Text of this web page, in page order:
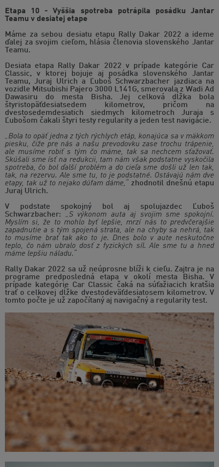
Etapa 10 - Vyššia spotreba potrápila posádku Jantar
Teamu v desiatej etape
Máme za sebou desiatu etapu Rally Dakar 2022 a ideme
ďalej za svojim cieľom, hlásia členovia slovenského Jantar
Teamu.
Desiata etapa Rally Dakar 2022 v prípade kategórie Car
Classic, v ktorej bojuje aj posádka slovenského Jantar
Teamu, Juraj Ulrich a Ľuboš Schwarzbacher jazdiaca na
vozidle Mitsubishi Pajero 3000 L141G, smerovala z Wadi Ad
Dawasiru do mesta Bisha. Jej celková dĺžka bola
štyristopäťdesiatsedem kilometrov, pričom na
dvestosedemdesiatich siedmych kilometroch Juraja s
Ľubošom čakali štyri testy regularity a jeden test navigácie.
„Bola to opäť jedna z tých rýchlych etáp, konajúca sa v mäkkom
piesku, čiže pre nás a našu prevodovku zase trochu trápenie,
ale musíme robiť s tým čo máme, tak sa nechcem sťažovať.
Skúšali sme ísť na redukcii, tam nám však podstatne vyskočila
spotreba, čo bol ďalší problém a do cieľa sme došli už len tak,
tak, na rezervu. Ale sme tu, to je podstatné. Ostávajú nám dve
etapy, tak už to nejako dúfam dáme,“ zhodnotil dnešnú etapu
Juraj Ulrich.
V podstate spokojný bol aj spolujazdec Ľuboš
Schwarzbacher: „S výkonom auta aj svojim sme spokojní.
Myslím si, že to mohlo byť lepšie, mrzí nás to predvčerajšie
zapadnutie a s tým spojená strata, ale na chyby sa nehrá, tak
to musíme brať tak ako to je. Dnes bolo v aute neskutočne
teplo, čo nám ubralo dosť z fyzických síl. Ale sme tu a hneď
máme lepšiu náladu.“
Rally Dakar 2022 sa už neúprosne blíži k cieľu. Zajtra je na
programe predposledná etapa v okolí mesta Bisha. V
prípade kategórie Car Classic čaká na súťažiacich kratšia
trať o celkovej dĺžke dvestodeväťdesiatosem kilometrov. V
tomto počte je už započítaný aj navigačný a regularity test.